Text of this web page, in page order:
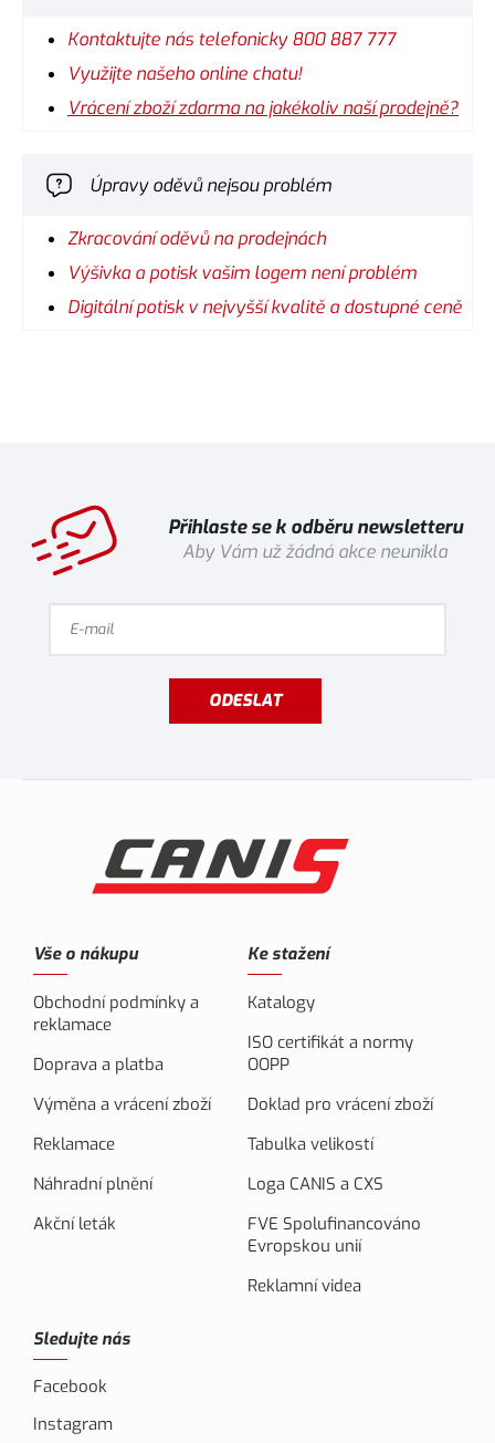
Kontaktujte nás telefonicky 800 887 777
Využijte našeho online chatu!
Vrácení zboží zdarma na jakékoliv naší prodejně?
Úpravy oděvů nejsou problém
Zkracování oděvů na prodejnách
Výšivka a potisk vašim logem není problém
Digitální potisk v nejvyšší kvalitě a dostupné ceně
Přihlaste se k odběru newsletteru
Aby Vám už žádná akce neunikla
ODESLAT
Vše o nákupu
Obchodní podmínky a
reklamace
Doprava a platba
Výměna a vrácení zboží
Reklamace
Náhradní plnění
Akční leták
Ke stažení
Katalogy
ISO certifikát a normy
OOPP
Doklad pro vrácení zboží
Tabulka velikostí
Loga CANIS a CXS
FVE Spolufinancováno
Evropskou unií
Reklamní videa
Sledujte nás
Facebook
Instagram